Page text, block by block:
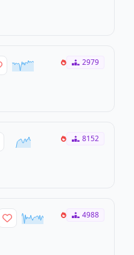
2979
8152
4988